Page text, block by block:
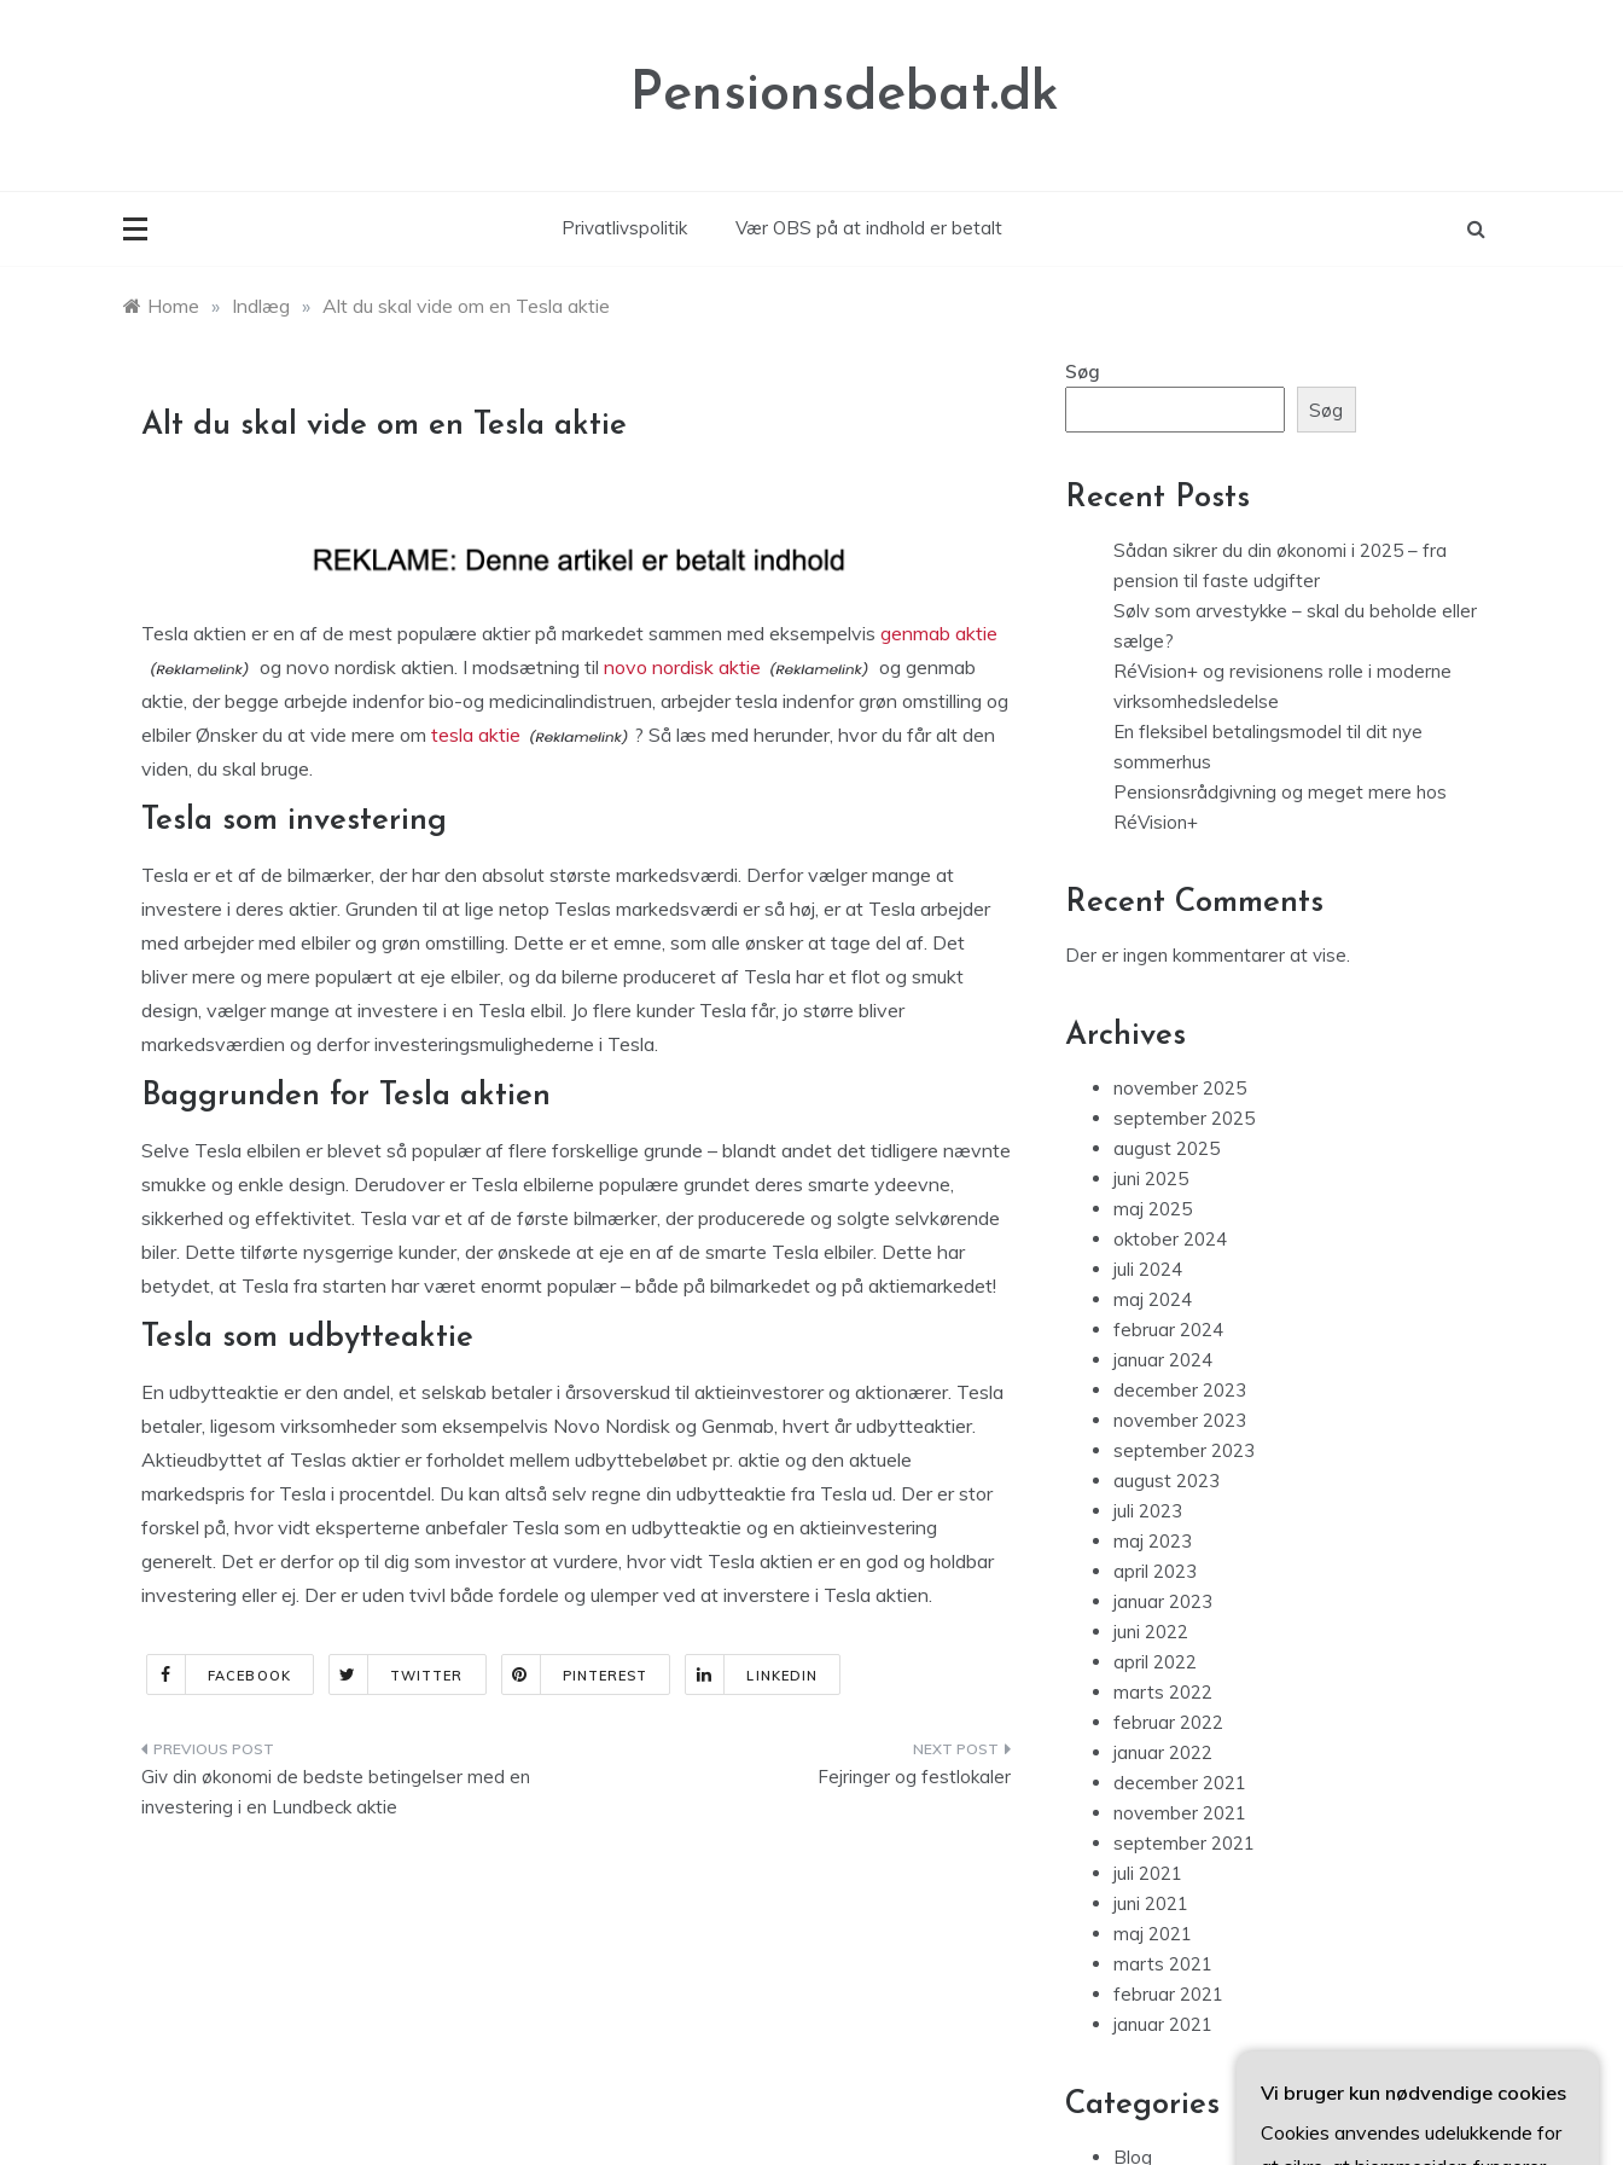
Pensionsdebat.dk
Privatlivspolitik Vær OBS på at indhold er betalt
Home » Indlæg » Alt du skal vide om en Tesla aktie
Alt du skal vide om en Tesla aktie
Tesla aktien er en af de mest populære aktier på markedet sammen med eksempelvis genmab aktie
og novo nordisk aktien. I modsætning til novo nordisk aktie
og genmab
aktie, der begge arbejde indenfor bio-og medicinalindistruen, arbejder tesla indenfor grøn omstilling og
elbiler Ønsker du at vide mere om tesla aktie
? Så læs med herunder, hvor du får alt den
viden, du skal bruge.
Tesla som investering
Tesla er et af de bilmærker, der har den absolut største markedsværdi. Derfor vælger mange at
investere i deres aktier. Grunden til at lige netop Teslas markedsværdi er så høj, er at Tesla arbejder
med arbejder med elbiler og grøn omstilling. Dette er et emne, som alle ønsker at tage del af. Det
bliver mere og mere populært at eje elbiler, og da bilerne produceret af Tesla har et flot og smukt
design, vælger mange at investere i en Tesla elbil. Jo flere kunder Tesla får, jo større bliver
markedsværdien og derfor investeringsmulighederne i Tesla.
Baggrunden for Tesla aktien
Selve Tesla elbilen er blevet så populær af flere forskellige grunde – blandt andet det tidligere nævnte
smukke og enkle design. Derudover er Tesla elbilerne populære grundet deres smarte ydeevne,
sikkerhed og effektivitet. Tesla var et af de første bilmærker, der producerede og solgte selvkørende
biler. Dette tilførte nysgerrige kunder, der ønskede at eje en af de smarte Tesla elbiler. Dette har
betydet, at Tesla fra starten har været enormt populær – både på bilmarkedet og på aktiemarkedet!
Tesla som udbytteaktie
En udbytteaktie er den andel, et selskab betaler i årsoverskud til aktieinvestorer og aktionærer. Tesla
betaler, ligesom virksomheder som eksempelvis Novo Nordisk og Genmab, hvert år udbytteaktier.
Aktieudbyttet af Teslas aktier er forholdet mellem udbyttebeløbet pr. aktie og den aktuele
markedspris for Tesla i procentdel. Du kan altså selv regne din udbytteaktie fra Tesla ud. Der er stor
forskel på, hvor vidt eksperterne anbefaler Tesla som en udbytteaktie og en aktieinvestering
generelt. Det er derfor op til dig som investor at vurdere, hvor vidt Tesla aktien er en god og holdbar
investering eller ej. Der er uden tvivl både fordele og ulemper ved at inverstere i Tesla aktien.
FACEBOOK TWITTER PINTEREST LINKEDIN
Indlægsnavigation
Giv din økonomi de bedste betingelser med en
investering i en Lundbeck aktie
Fejringer og festlokaler
Søg
Søg
Recent Posts
Sådan sikrer du din økonomi i 2025 – fra
pension til faste udgifter
Sølv som arvestykke – skal du beholde eller
sælge?
RéVision+ og revisionens rolle i moderne
virksomhedsledelse
En fleksibel betalingsmodel til dit nye
sommerhus
Pensionsrådgivning og meget mere hos
RéVision+
Recent Comments
Der er ingen kommentarer at vise.
Archives
november 2025
september 2025
august 2025
juni 2025
maj 2025
oktober 2024
juli 2024
maj 2024
februar 2024
januar 2024
december 2023
november 2023
september 2023
august 2023
juli 2023
maj 2023
april 2023
januar 2023
juni 2022
april 2022
marts 2022
februar 2022
januar 2022
december 2021
november 2021
september 2021
juli 2021
juni 2021
maj 2021
marts 2021
februar 2021
januar 2021
Categories
Blog
Vi bruger kun nødvendige cookies
Cookies anvendes udelukkende for